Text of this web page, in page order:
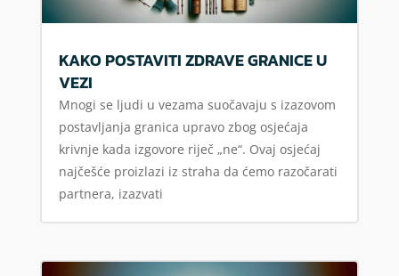
KAKO POSTAVITI ZDRAVE GRANICE U
VEZI
Mnogi se ljudi u vezama suočavaju s izazovom
postavljanja granica upravo zbog osjećaja
krivnje kada izgovore riječ „ne“. Ovaj osjećaj
najčešće proizlazi iz straha da ćemo razočarati
partnera, izazvati